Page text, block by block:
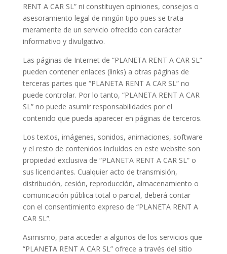
RENT A CAR SL” ni constituyen opiniones, consejos o
asesoramiento legal de ningún tipo pues se trata
meramente de un servicio ofrecido con carácter
informativo y divulgativo.
Las páginas de Internet de “PLANETA RENT A CAR SL”
pueden contener enlaces (links) a otras páginas de
terceras partes que “PLANETA RENT A CAR SL” no
puede controlar. Por lo tanto, “PLANETA RENT A CAR
SL” no puede asumir responsabilidades por el
contenido que pueda aparecer en páginas de terceros.
Los textos, imágenes, sonidos, animaciones, software
y el resto de contenidos incluidos en este website son
propiedad exclusiva de “PLANETA RENT A CAR SL” o
sus licenciantes. Cualquier acto de transmisión,
distribución, cesión, reproducción, almacenamiento o
comunicación pública total o parcial, deberá contar
con el consentimiento expreso de “PLANETA RENT A
CAR SL”.
Asimismo, para acceder a algunos de los servicios que
“PLANETA RENT A CAR SL” ofrece a través del sitio